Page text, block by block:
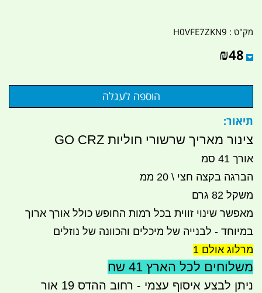
מק"ט : H0VFE7ZKN9
₪48
תיאור:
צינור מאריך שרשורי חוליות GO CRZ
אורך 41 סמ
הברגה בקצה חצי \ 20 ממ
משקל 82 גרם
מאפשר שינוי זווית בכל רמות החופש כולל אורך ארוך
במיוחד - לבנייה של מיכלים והכוונה של נוזלים
מרלוג אולם 1
משלוחים לכל הארץ 41 שח
ניתן לבצע איסוף עצמי - רחוב ההדס 19 אור